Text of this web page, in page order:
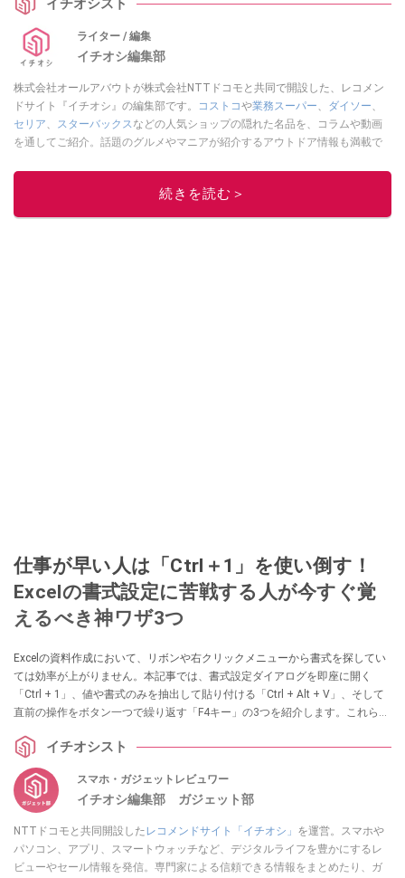
イチオシスト
ライター / 編集
イチオシ編集部
株式会社オールアバウトが株式会社NTTドコモと共同で開設した、レコメン
ドサイト『イチオシ』の編集部です。
コストコや業務スーパー、 ダイソー、
セリア、 スターバックスなどの人気ショップの隠れた名品を、コラムや動画
を通してご紹介。話題のグルメやマニアが紹介するアウトドア情報も満載で
レビューしています。毎日トレンド情報をお届けしているので、ぜひ
してください！続きを読む＞
仕事が早い人は「Ctrl＋1」を使い倒す！
Excelの書式設定に苦戦する人が今すぐ覚
えるべき神ワザ3つ
Excelの資料作成において、リボンや右クリックメニューから書式を探してい
ては効率が上がりません。本記事では、書式設定ダイアログを即座に開く
「Ctrl + 1」、値や書式のみを抽出して貼り付ける「Ctrl + Alt + V」、そして
直前の操作をボタン一つで繰り返す「F4キー」の3つを紹介します。これらを
ます。 イチオシスト
スマホ・ガジェットレビュワー
イチオシ編集部 ガジェット部
NTTドコモと共同開設した レコメンドサイト「イチオシ」 を運営。スマホや
パソコン、アプリ、スマートウォッチなど、デジタルライフを豊かにするレ
ビューやセール情報を発信。専門家による信頼できる情報をまとめたり、ガ